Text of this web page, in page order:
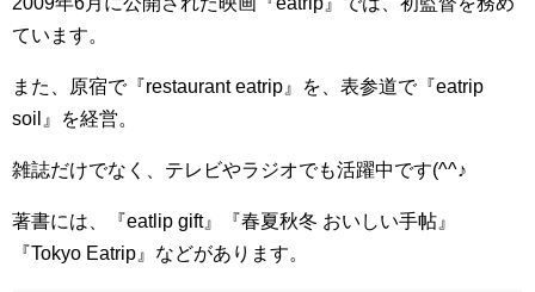
ています。
また、原宿で『restaurant eatrip』を、表参道で『eatrip
soil』を経営。
雑誌だけでなく、テレビやラジオでも活躍中です(^^♪
著書には、『eatlip gift』『春夏秋冬 おいしい手帖』
『Tokyo Eatrip』などがあります。